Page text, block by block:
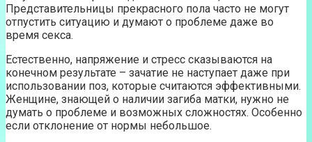
Представительницы прекрасного пола часто не могут
отпустить ситуацию и думают о проблеме даже во
время секса.
Естественно, напряжение и стресс сказываются на
конечном результате – зачатие не наступает даже при
использовании поз, которые считаются эффективными.
Женщине, знающей о наличии загиба матки, нужно не
думать о проблеме и возможных сложностях. Особенно
если отклонение от нормы небольшое.